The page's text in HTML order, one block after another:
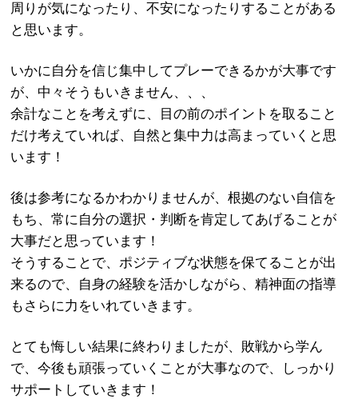
周りが気になったり、不安になったりすることがある
と思います。
いかに自分を信じ集中してプレーできるかが大事です
が、中々そうもいきません、、、
余計なことを考えずに、目の前のポイントを取ること
だけ考えていれば、自然と集中力は高まっていくと思
います！
後は参考になるかわかりませんが、根拠のない自信を
もち、常に自分の選択・判断を肯定してあげることが
大事だと思っています！
そうすることで、ポジティブな状態を保てることが出
来るので、自身の経験を活かしながら、精神面の指導
もさらに力をいれていきます。
とても悔しい結果に終わりましたが、敗戦から学ん
で、今後も頑張っていくことが大事なので、しっかり
サポートしていきます！